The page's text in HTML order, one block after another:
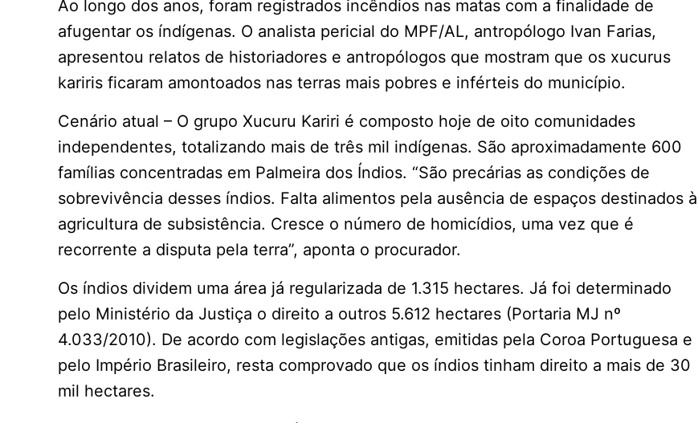
Ao longo dos anos, foram registrados incêndios nas matas com a finalidade de
afugentar os índígenas. O analista pericial do MPF/AL, antropólogo Ivan Farias,
apresentou relatos de historiadores e antropólogos que mostram que os xucurus
kariris ficaram amontoados nas terras mais pobres e inférteis do município.
Cenário atual – O grupo Xucuru Kariri é composto hoje de oito comunidades
independentes, totalizando mais de três mil indígenas. São aproximadamente 600
famílias concentradas em Palmeira dos Índios. “São precárias as condições de
sobrevivência desses índios. Falta alimentos pela ausência de espaços destinados à
agricultura de subsistência. Cresce o número de homicídios, uma vez que é
recorrente a disputa pela terra”, aponta o procurador.
Os índios dividem uma área já regularizada de 1.315 hectares. Já foi determinado
pelo Ministério da Justiça o direito a outros 5.612 hectares (Portaria MJ nº
4.033/2010). De acordo com legislações antigas, emitidas pela Coroa Portuguesa e
pelo Império Brasileiro, resta comprovado que os índios tinham direito a mais de 30
mil hectares.